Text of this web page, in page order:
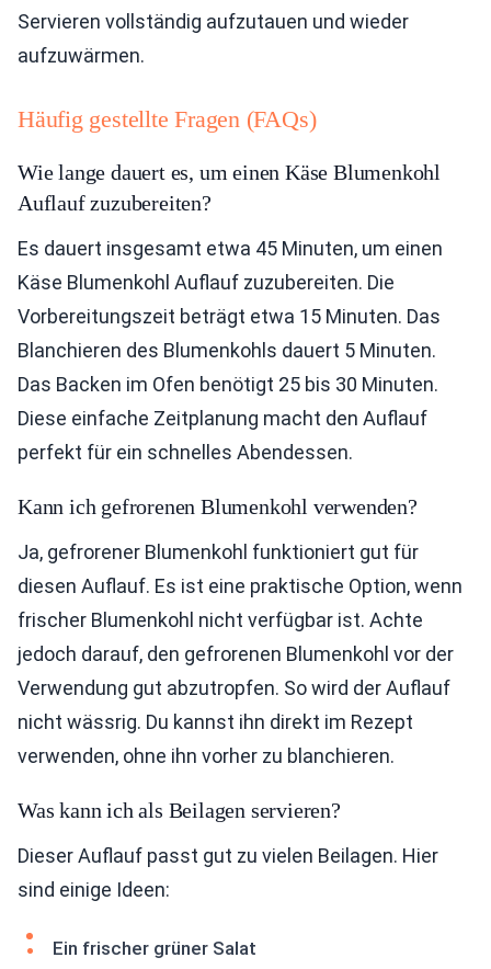
Servieren vollständig aufzutauen und wieder
aufzuwärmen.
Häufig gestellte Fragen (FAQs)
Wie lange dauert es, um einen Käse Blumenkohl
Auflauf zuzubereiten?
Es dauert insgesamt etwa 45 Minuten, um einen
Käse Blumenkohl Auflauf zuzubereiten. Die
Vorbereitungszeit beträgt etwa 15 Minuten. Das
Blanchieren des Blumenkohls dauert 5 Minuten.
Das Backen im Ofen benötigt 25 bis 30 Minuten.
Diese einfache Zeitplanung macht den Auflauf
perfekt für ein schnelles Abendessen.
Kann ich gefrorenen Blumenkohl verwenden?
Ja, gefrorener Blumenkohl funktioniert gut für
diesen Auflauf. Es ist eine praktische Option, wenn
frischer Blumenkohl nicht verfügbar ist. Achte
jedoch darauf, den gefrorenen Blumenkohl vor der
Verwendung gut abzutropfen. So wird der Auflauf
nicht wässrig. Du kannst ihn direkt im Rezept
verwenden, ohne ihn vorher zu blanchieren.
Was kann ich als Beilagen servieren?
Dieser Auflauf passt gut zu vielen Beilagen. Hier
sind einige Ideen:
Ein frischer grüner Salat